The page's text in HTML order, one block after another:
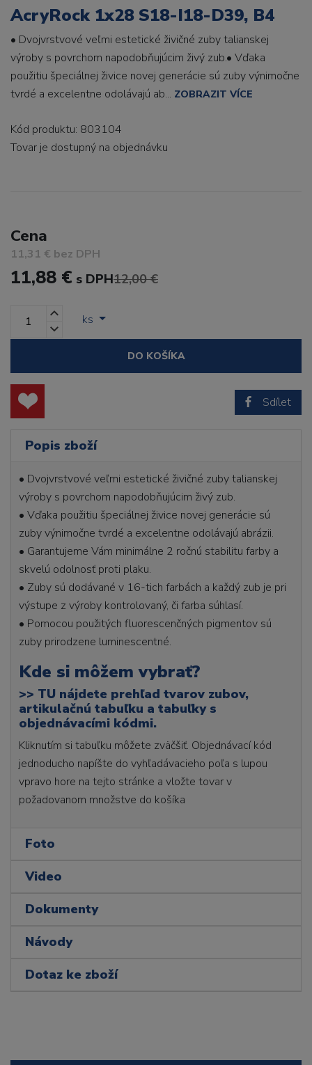
AcryRock 1x28 S18-I18-D39, B4
• Dvojvrstvové veľmi estetické živičné zuby talianskej
výroby s povrchom napodobňujúcim živý zub.• Vďaka
použitiu špeciálnej živice novej generácie sú zuby výnimočne
tvrdé a excelentne odolávajú ab... ZOBRAZIT VÍCE
Kód produktu: 803104
Tovar je dostupný na objednávku
Cena
11,31 € bez DPH
11,88 € s DPH12,00 €
ks
DO KOŠÍKA
Sdílet
Popis zboží
• Dvojvrstvové veľmi estetické živičné zuby talianskej
výroby s povrchom napodobňujúcim živý zub.
• Vďaka použitiu špeciálnej živice novej generácie sú
zuby výnimočne tvrdé a excelentne odolávajú abrázii.
• Garantujeme Vám minimálne 2 ročnú stabilitu farby a
skvelú odolnosť proti plaku.
• Zuby sú dodávané v 16-tich farbách a každý zub je pri
výstupe z výroby kontrolovaný, či farba súhlasí.
• Pomocou použitých fluorescenčných pigmentov sú
zuby prirodzene luminescentné.
Kde si môžem vybrať?
>> TU nájdete prehľad tvarov zubov,
artikulačnú tabuľku a tabuľky s
objednávacími kódmi.
Kliknutím si tabuľku môžete zväčšiť. Objednávací kód
jednoducho napíšte do vyhľadávacieho poľa s lupou
vpravo hore na tejto stránke a vložte tovar v
požadovanom množstve do košíka
Foto
Video
Dokumenty
Návody
Dotaz ke zboží